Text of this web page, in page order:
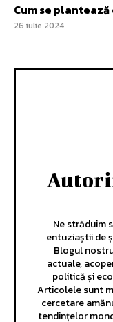
Cum se plantează
26 iulie 2024
Ne străduim
entuziaștii de
Blogul
actuale,
politică și
Articolele sunt
cercetare
tendințelor